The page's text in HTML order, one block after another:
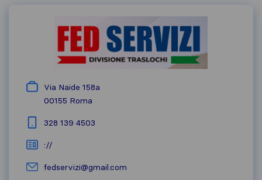
Via Naide 158a
00155 Roma
328 139 4503
://
fedservizi@gmail.com